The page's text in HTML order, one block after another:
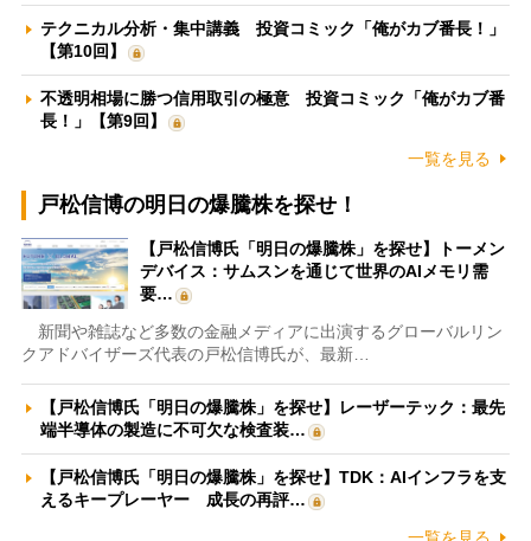
テクニカル分析・集中講義 投資コミック「俺がカブ番長！」
【第10回】
不透明相場に勝つ信用取引の極意 投資コミック「俺がカブ番
長！」【第9回】
一覧を見る
戸松信博の明日の爆騰株を探せ！
【戸松信博氏「明日の爆騰株」を探せ】トーメン
デバイス：サムスンを通じて世界のAIメモリ需
要…
新聞や雑誌など多数の金融メディアに出演するグローバルリン
クアドバイザーズ代表の戸松信博氏が、最新…
【戸松信博氏「明日の爆騰株」を探せ】レーザーテック：最先
端半導体の製造に不可欠な検査装…
【戸松信博氏「明日の爆騰株」を探せ】TDK：AIインフラを支
えるキープレーヤー 成長の再評…